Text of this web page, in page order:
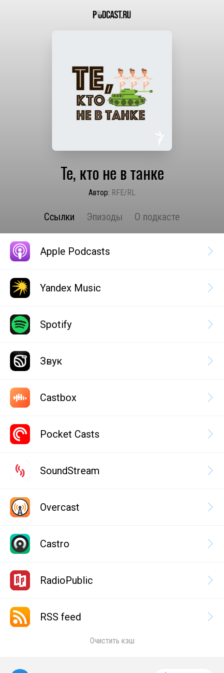
Те, кто не в танке
Автор: RFE/RL
Ссылки Эпизоды О подкасте
Apple Podcasts
Yandex Music
Spotify
Звук
Castbox
Pocket Casts
SoundStream
Overcast
Castro
RadioPublic
RSS feed
Очистить кэш